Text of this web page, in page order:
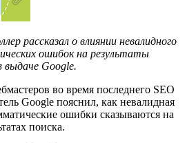
рассказал о влиянии невалидного
ошибок на результаты
Google.
во время последнего SEO
Google пояснил, как невалидная
ошибки сказываются на
поиска.